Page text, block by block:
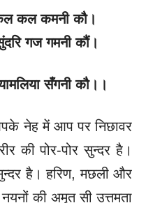
कल कमनी कौ।
गज गमनी कौं।
सँगनी कौ।।
नेह में आप पर निछावर
पोर-पोर सुन्दर है।
है। हरिण, मछली और
की अमृत सी उत्तमता